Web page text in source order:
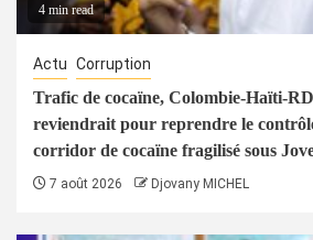
4 min read
Actu Corruption
Trafic de cocaïne, Colombie-Haïti-
reviendrait pour reprendre le
corridor de cocaïne fragilisé sous
7 août 2026 Djovany MICHEL